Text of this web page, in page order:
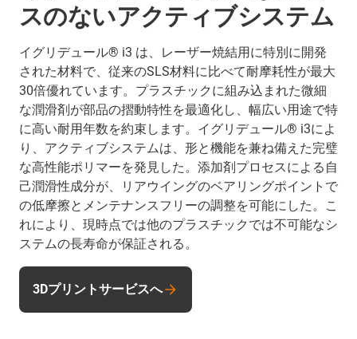
スのないアクティブシステム
イグリデュール® i3 は、レーザー焼結用に特別に開発
された材料で、従来のSLS材料に比べて耐摩耗性が最大
30倍優れています。プラスチックに組み込まれた微細
な潤滑剤が部品の摺動特性を最適化し、幅広い用途で特
に高い耐用年数を約束します。イグリデュール® i3によ
り、アクティブシステムは、形と機能を兼ね備えた完璧
な高性能ポリマーを発見した。添加剤プロセスによる自
己潤滑性成分が、リアウイングのベアリングポイントで
の低摩擦とメンテナンスフリーの調整を可能にした。こ
れにより、現時点では他のプラスチックでは不可能なシ
ステムの長寿命が保証される。
3Dプリントサービスへ